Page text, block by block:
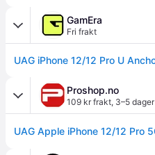
GamEra
Fri frakt
Proshop.no
109 kr frakt, 3–5 dager